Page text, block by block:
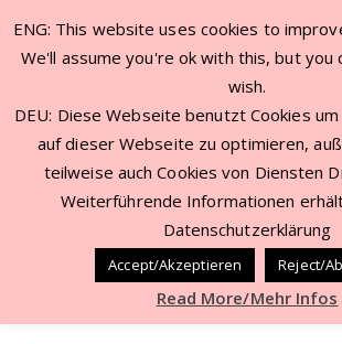
ENG: This website uses cookies to
We'll assume you're ok with this, but you
wish.
DEU: Diese Webseite benutzt Cookies
auf dieser Webseite zu optimieren,
teilweise auch Cookies von Diensten
Weiterführende Informationen
Datenschutzerklärung
Accept/Akzeptieren Reject/
Read More/Mehr Infos